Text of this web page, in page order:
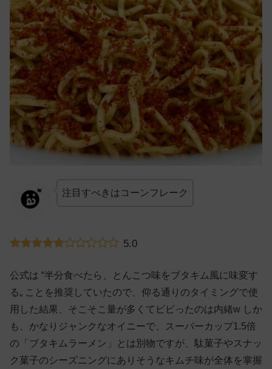
注目すべきはコーンフレーク
5.0
公式は “半分食べたら、とんこつ味をブタキム風に味変す
る„ ことを推奨していたので、仰る通りのタイミングで使
用した結果、そこそこ量が多くてビビったのは内緒w しか
も、かなりジャンクなオイニーで、スーパーカップ1.5倍
の「ブタキムラーメン」とは別物ですが、駄菓子やスナッ
ク菓子のシーズニングにありそうなキムチ味が全体を掌握